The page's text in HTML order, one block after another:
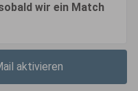
wir ein Match
aktivieren